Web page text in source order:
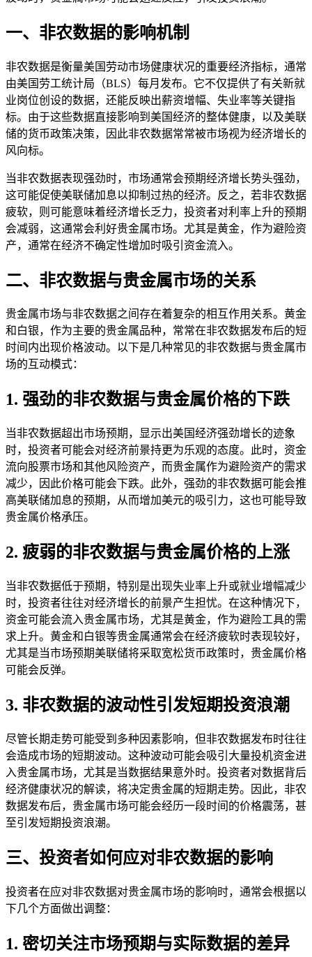
一、非农数据的影响机制
非农数据是衡量美国劳动市场健康状况的重要经济指标，通常
由美国劳工统计局（BLS）每月发布。它不仅提供了有关新就
业岗位创设的数据，还能反映出薪资增幅、失业率等关键指
标。由于这些数据直接影响到美国经济的整体健康，以及美联
储的货币政策决策，因此非农数据常常被市场视为经济增长的
风向标。
当非农数据表现强劲时，市场通常会预期经济增长势头强劲，
这可能促使美联储加息以抑制过热的经济。反之，若非农数据
疲软，则可能意味着经济增长乏力，投资者对利率上升的预期
会减弱，这通常会利好贵金属市场。尤其是黄金，作为避险资
产，通常在经济不确定性增加时吸引资金流入。
二、非农数据与贵金属市场的关系
贵金属市场与非农数据之间存在着复杂的相互作用关系。黄金
和白银，作为主要的贵金属品种，常常在非农数据发布后的短
时间内出现价格波动。以下是几种常见的非农数据与贵金属市
场的互动模式：
1. 强劲的非农数据与贵金属价格的下跌
当非农数据超出市场预期，显示出美国经济强劲增长的迹象
时，投资者可能会对经济前景持更为乐观的态度。此时，资金
流向股票市场和其他风险资产，而贵金属作为避险资产的需求
减少，因此价格可能会下跌。此外，强劲的非农数据可能会推
高美联储加息的预期，从而增加美元的吸引力，这也可能导致
贵金属价格承压。
2. 疲弱的非农数据与贵金属价格的上涨
当非农数据低于预期，特别是出现失业率上升或就业增幅减少
时，投资者往往对经济增长的前景产生担忧。在这种情况下，
资金可能会流入贵金属市场，尤其是黄金，作为避险工具的需
求上升。黄金和白银等贵金属通常会在经济疲软时表现较好，
尤其是当市场预期美联储将采取宽松货币政策时，贵金属价格
可能会反弹。
3. 非农数据的波动性引发短期投资浪潮
尽管长期走势可能受到多种因素影响，但非农数据发布时往往
会造成市场的短期波动。这种波动可能会吸引大量投机资金进
入贵金属市场，尤其是当数据结果意外时。投资者对数据背后
经济健康状况的解读，将决定贵金属的短期走势。因此，非农
数据发布后，贵金属市场可能会经历一段时间的价格震荡，甚
至引发短期投资浪潮。
三、投资者如何应对非农数据的影响
投资者在应对非农数据对贵金属市场的影响时，通常会根据以
下几个方面做出调整：
1. 密切关注市场预期与实际数据的差异